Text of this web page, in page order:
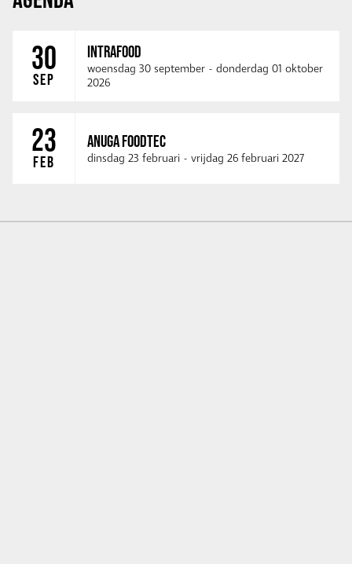
30
SEP
INTRAFOOD
woensdag 30 september - donderdag 01 oktober
2026
23
FEB
ANUGA FOODTEC
dinsdag 23 februari - vrijdag 26 februari 2027